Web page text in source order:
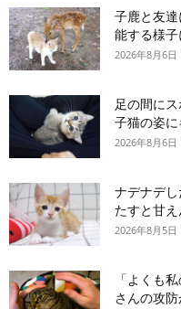
子鹿と友
能する様
2026年8月6日
足の間に
子猫の姿
2026年8月6日
ナデナデ
たすと甘
2026年8月5日
「よくも
さんの攻